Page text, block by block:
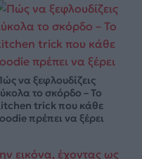
να ξεφλουδίζεις
το σκόρδο – Το
trick που κάθε
πρέπει να ξέρει